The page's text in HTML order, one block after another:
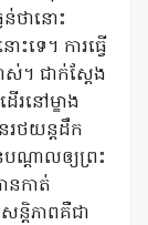
ថានោះ
ទេ។ ការធ្វើ
ស់។ ជាក់ស្តែង
រនៅម្ខាង
រថយន្តដឹក
ណ្តាលឲ្យព្រះ
នកាត់
តិភាពគឺជា